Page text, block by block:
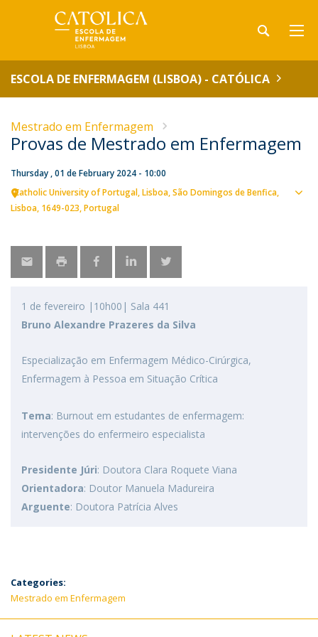
ESCOLA DE ENFERMAGEM (LISBOA) - CATÓLICA
Mestrado em Enfermagem
Provas de Mestrado em Enfermagem
Thursday , 01 de February 2024 - 10:00
Catholic University of Portugal Lisboa São Domingos de Benfica,
Lisboa 1649-023 Portugal
1 de fevereiro |10h00| Sala 441
Bruno Alexandre Prazeres da Silva
Especialização em Enfermagem Médico-Cirúrgica,
Enfermagem à Pessoa em Situação Crítica
Tema: Burnout em estudantes de enfermagem:
intervenções do enfermeiro especialista
Presidente Júri: Doutora Clara Roquete Viana
Orientadora: Doutor Manuela Madureira
Arguente: Doutora Patrícia Alves
Categories:
Mestrado em Enfermagem